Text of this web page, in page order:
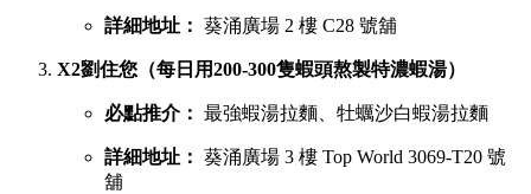
詳細地址： 葵涌廣場 2 樓 C28 號舖
X2劉住您（每日用200-300隻蝦頭熬製特濃蝦湯）
必點推介： 最強蝦湯拉麵、牡蠣沙白蝦湯拉麵
詳細地址： 葵涌廣場 3 樓 Top World 3069-T20 號
舖